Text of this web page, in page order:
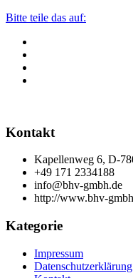
Bitte teile das auf:
Kontakt
Kapellenweg 6, D-
+49 171 2334188
info@bhv-gmbh.de
http://www.bhv-
Kategorie
Impressum
Datenschutzerklärung